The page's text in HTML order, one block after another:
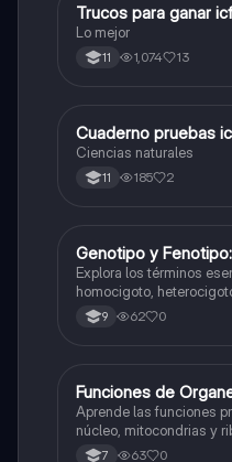
Química
Trucos para ganar
Lo mejor
11 1,074 13
Biologia
Cuaderno pruebas
Ciencias naturales
11 185 2
GBiologia
Genotipo y
Explora los términos
homocigoto,
9 62 0
FBiologia
Funciones de
Aprende las funciones
núcleo, mitocondrias y
7 63 0